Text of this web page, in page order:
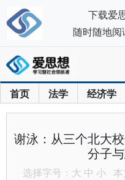
首页 法学 经济学
谢泳：从三个北大
分子
选择字号： 大 中 小 本
下载爱
随时随地